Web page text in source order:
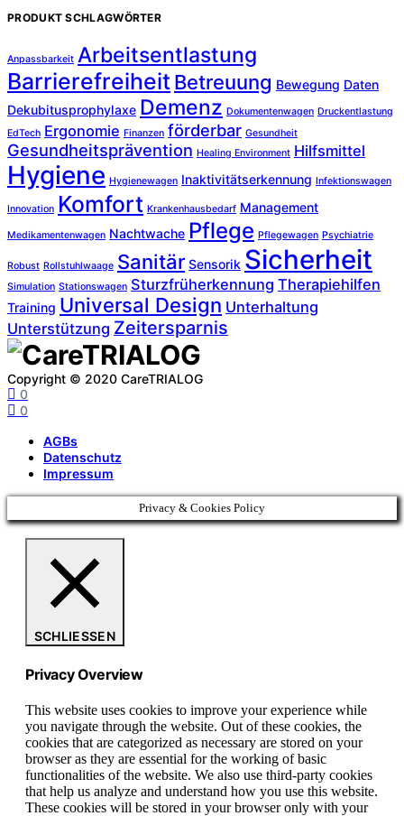
PRODUKT SCHLAGWÖRTER
Anpassbarkeit Arbeitsentlastung
Barrierefreiheit Betreuung Bewegung Daten
Dekubitusprophylaxe Demenz Dokumentenwagen Druckentlastung
EdTech Ergonomie Finanzen förderbar Gesundheit
Gesundheitsprävention Healing Environment Hilfsmittel
Hygiene Hygienewagen Inaktivitätserkennung Infektionswagen
Innovation Komfort Krankenhausbedarf Management
Medikamentenwagen Nachtwache Pflege Pflegewagen Psychiatrie
Robust Rollstuhlwaage Sanitär Sensorik Sicherheit
Simulation Stationswagen Sturzfrüherkennung Therapiehilfen
Training Universal Design Unterhaltung
Unterstützung Zeitersparnis
Copyright © 2020 CareTRIALOG
0
0
AGBs
Datenschutz
Impressum
Privacy & Cookies Policy
SCHLIESSEN
Privacy Overview
This website uses cookies to improve your experience while
you navigate through the website. Out of these cookies, the
cookies that are categorized as necessary are stored on your
browser as they are essential for the working of basic
functionalities of the website. We also use third-party cookies
that help us analyze and understand how you use this website.
These cookies will be stored in your browser only with your